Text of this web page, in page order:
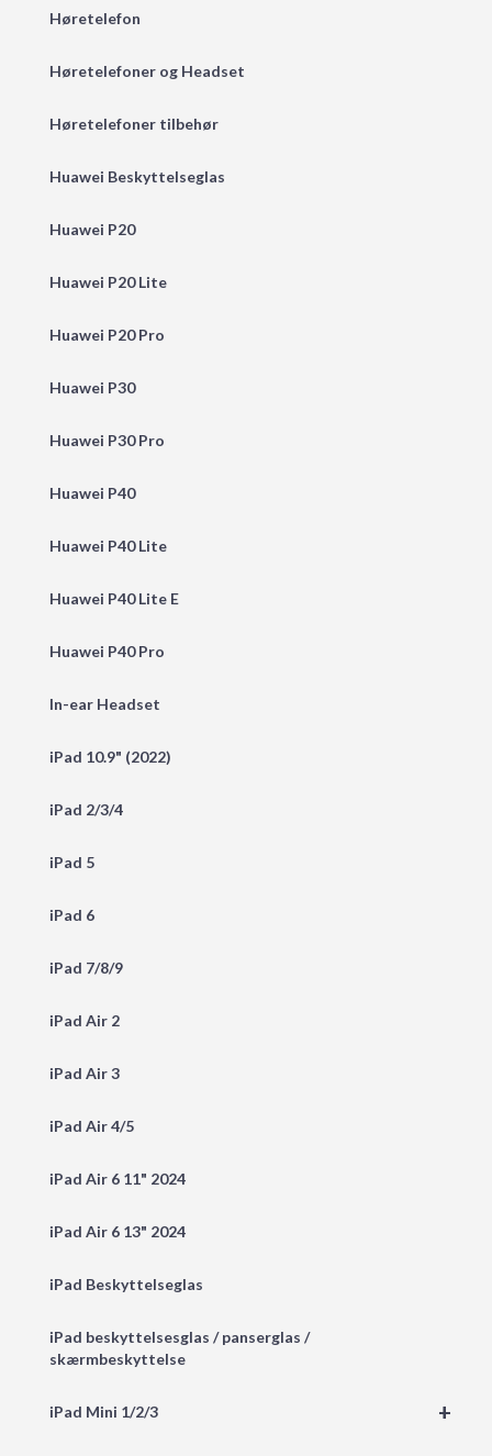
Høretelefon
Høretelefoner og Headset
Høretelefoner tilbehør
Huawei Beskyttelseglas
Huawei P20
Huawei P20 Lite
Huawei P20 Pro
Huawei P30
Huawei P30 Pro
Huawei P40
Huawei P40 Lite
Huawei P40 Lite E
Huawei P40 Pro
In-ear Headset
iPad 10.9" (2022)
iPad 2/3/4
iPad 5
iPad 6
iPad 7/8/9
iPad Air 2
iPad Air 3
iPad Air 4/5
iPad Air 6 11" 2024
iPad Air 6 13" 2024
iPad Beskyttelseglas
iPad beskyttelsesglas / panserglas /
skærmbeskyttelse
+
iPad Mini 1/2/3